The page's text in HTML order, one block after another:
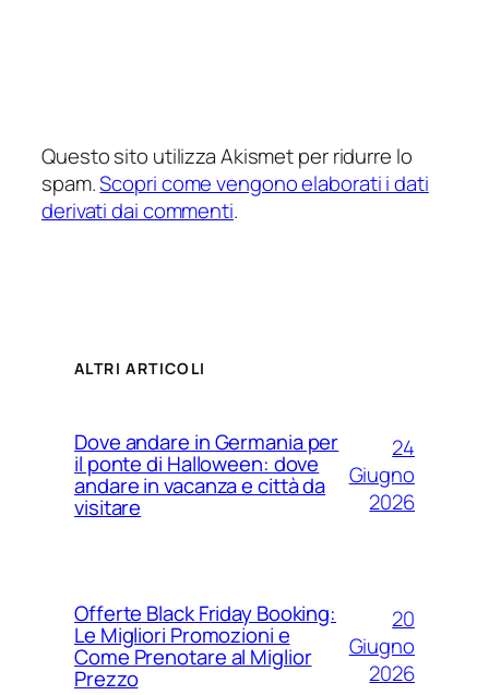
Questo sito utilizza Akismet per ridurre lo
spam.Scopri come vengono elaborati i dati
derivati dai commenti.
ALTRI ARTICOLI
Dove andare in Germania per
il ponte di Halloween: dove
andare in vacanza e città da
visitare
24
Giugno
2026
Offerte Black Friday Booking:
Le Migliori Promozioni e
Come Prenotare al Miglior
Prezzo
20
Giugno
2026